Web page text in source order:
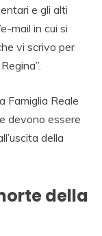
e gli alti
mail in cui si
vi scrivo per
Famiglia Reale
devono essere
della
della